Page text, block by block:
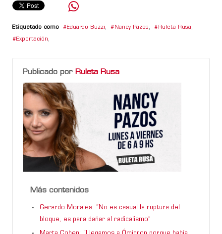
Etiquetado como Eduardo Buzzi, Nancy Pazos, Ruleta Rusa,
Exportación,
Publicado por Ruleta Rusa
Más contenidos
Gerardo Morales: “No es casual la ruptura del
bloque, es para dañar al radicalismo”